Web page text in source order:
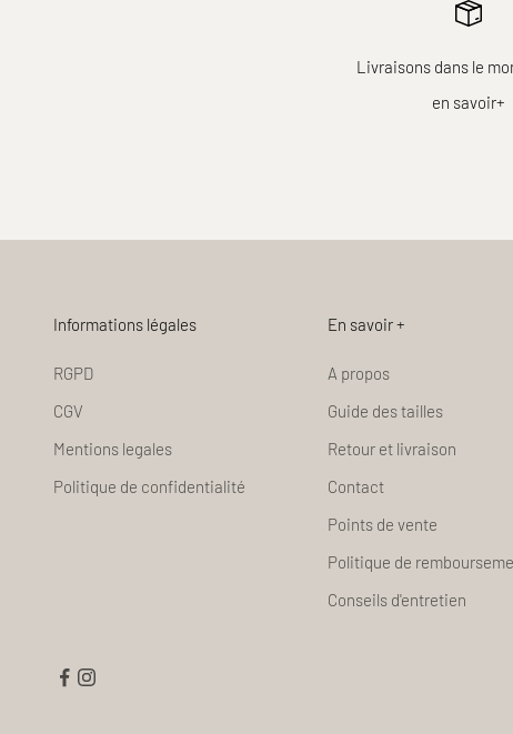
Livraisons dans le
en savoir+
Informations légales
RGPD
CGV
Mentions legales
Politique de confidentialité
En savoir +
A propos
Guide des tailles
Retour et livraison
Contact
Points de vente
Politique de
Conseils d'entretien